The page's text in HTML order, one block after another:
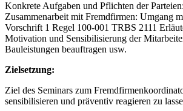
Konkrete Aufgaben und Pflichten der
Zusammenarbeit mit Fremdfirmen: Umgang
Vorschrift 1 Regel 100-001 TRBS 2111
Motivation und Sensibilisierung der
Bauleistungen beauftragen usw.
Zielsetzung:
Ziel des Seminars zum
sensibilisieren und präventiv reagieren zu